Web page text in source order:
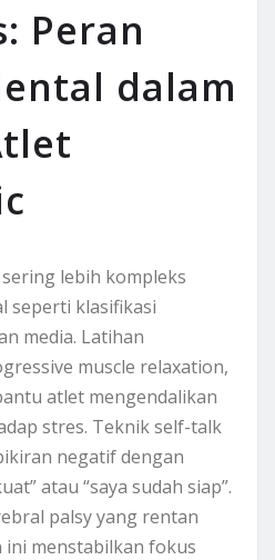
Peran
dalam
lebih kompleks
seperti klasifikasi
media. Latihan
muscle relaxation,
atlet mengendalikan
stres. Teknik self-talk
negatif dengan
atau “saya sudah siap”.
palsy yang rentan
menstabilkan fokus